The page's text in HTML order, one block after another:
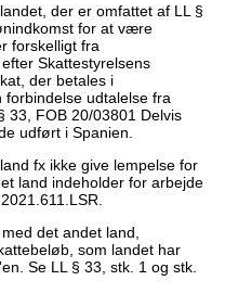
der er omfattet af LL §
for at være
forskelligt fra
Skattestyrelsens
der betales i
udtalelse fra
33, FOB 20/03801 Delvis
udført i Spanien.
fx ikke give lempelse for
land indeholder for arbejde
det andet land,
som landet har
Se LL § 33, stk. 1 og stk.